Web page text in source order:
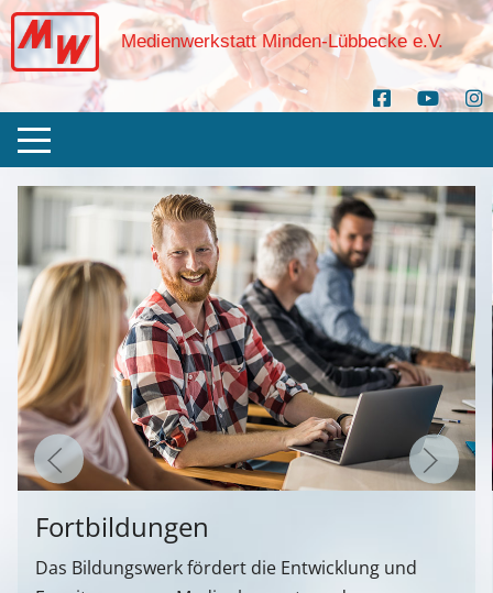
Medienwerkstatt Minden-Lübbecke e.V.
Fortbildungen
Das Bildungswerk fördert die Entwicklung und